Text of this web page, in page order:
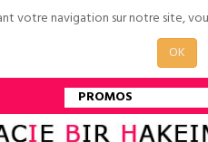
votre navigation sur notre site,
OK
PROMOS